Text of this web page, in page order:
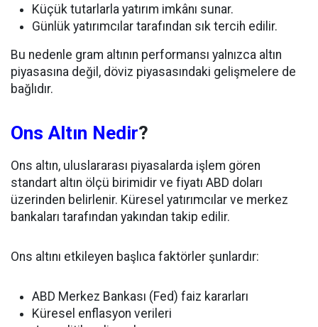
Küçük tutarlarla yatırım imkânı sunar.
Günlük yatırımcılar tarafından sık tercih edilir.
Bu nedenle gram altının performansı yalnızca altın
piyasasına değil, döviz piyasasındaki gelişmelere de
bağlıdır.
Ons Altın Nedir?
Ons altın, uluslararası piyasalarda işlem gören
standart altın ölçü birimidir ve fiyatı ABD doları
üzerinden belirlenir. Küresel yatırımcılar ve merkez
bankaları tarafından yakından takip edilir.
Ons altını etkileyen başlıca faktörler şunlardır:
ABD Merkez Bankası (Fed) faiz kararları
Küresel enflasyon verileri